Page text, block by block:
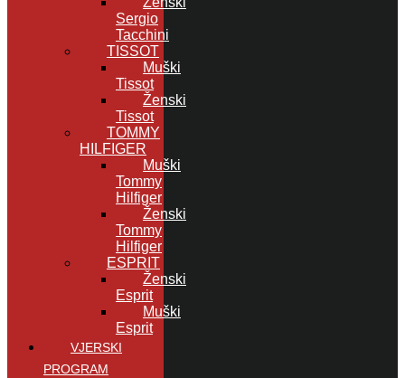
Sergio
Tacchini
TISSOT
Muški
Tissot
Ženski
Tissot
TOMMY
HILFIGER
Muški
Tommy
Hilfiger
Ženski
Tommy
Hilfiger
ESPRIT
Ženski
Esprit
Muški
Esprit
VJERSKI
PROGRAM